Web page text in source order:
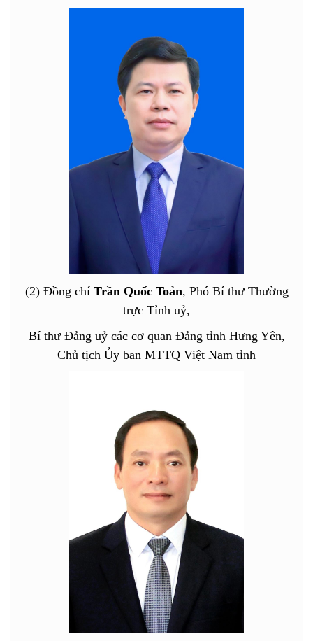
(2) Đồng chí Trần Quốc Toản, Phó Bí thư Thường
trực Tỉnh uỷ,
Bí thư Đảng uỷ các cơ quan Đảng tỉnh Hưng Yên,
Chủ tịch Ủy ban MTTQ Việt Nam tỉnh